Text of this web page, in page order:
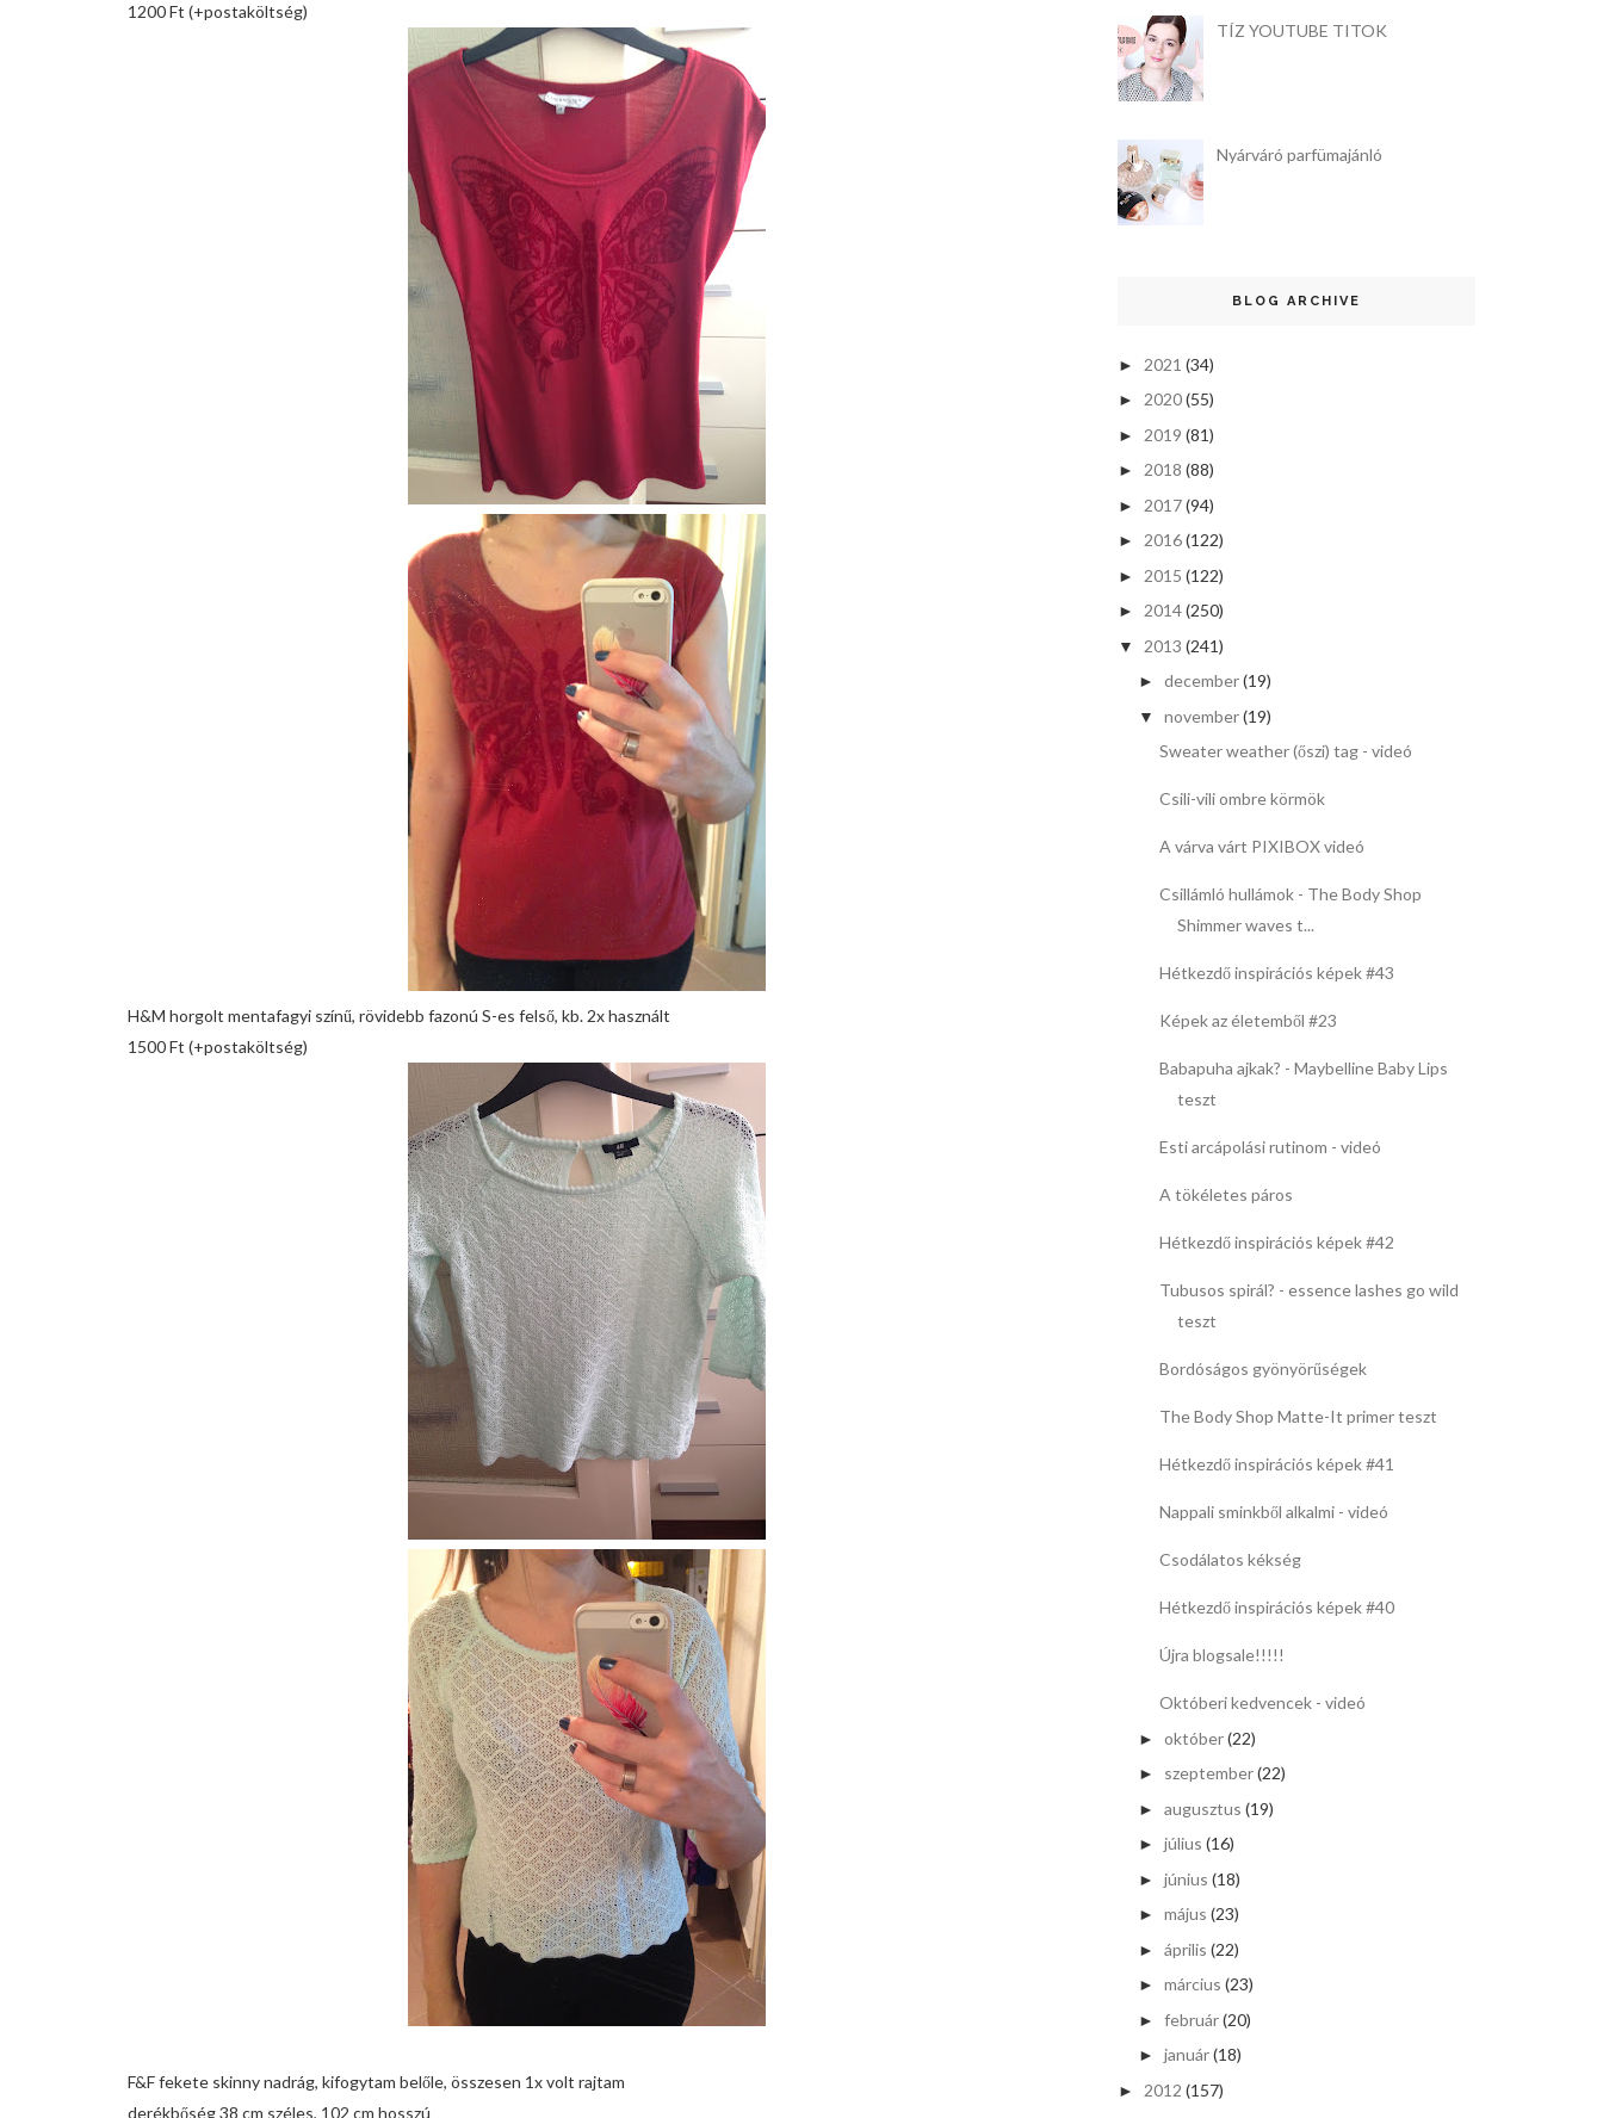
1200 Ft (+postaköltség)
H&M horgolt mentafagyi színű, rövidebb fazonú S-es felső, kb. 2x használt
1500 Ft (+postaköltség)
F&F fekete skinny nadrág, kifogytam belőle, összesen 1x volt rajtam
derékbőség 38 cm széles, 102 cm hosszú
TÍZ YOUTUBE TITOK
Nyárváró parfümajánló
BLOG ARCHIVE
► 2021 (34)
► 2020(55)
► 2019 (81)
► 2018 (88)
► 2017(94)
► 2016(122)
► 2015 (122)
► 2014(250)
▼ 2013 (241)
► december(19)
▼ november(19)
Sweater weather (őszi) tag - videó
Csili-vili ombre körmök
A várva várt PIXIBOX videó
Csillámló hullámok - The Body Shop
Shimmer waves t...
Hétkezdő inspirációs képek #43
Képek az életemből #23
Babapuha ajkak? - Maybelline Baby Lips
teszt
Esti arcápolási rutinom - videó
A tökéletes páros
Hétkezdő inspirációs képek #42
Tubusos spirál? - essence lashes go wild
teszt
Bordóságos gyönyörűségek
The Body Shop Matte-It primer teszt
Hétkezdő inspirációs képek #41
Nappali sminkből alkalmi - videó
Csodálatos kékség
Hétkezdő inspirációs képek #40
Újra blogsale!!!!!
Októberi kedvencek - videó
► október(22)
► szeptember(22)
► augusztus (19)
► július (16)
► június (18)
► május (23)
► április (22)
► március (23)
► február(20)
► január(18)
► 2012 (157)